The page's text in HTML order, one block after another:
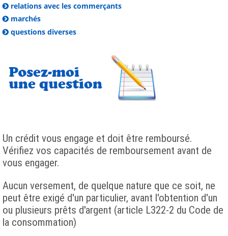
relations avec les commerçants
marchés
questions diverses
Un crédit vous engage et doit être remboursé.
Vérifiez vos capacités de remboursement avant de
vous engager.
Aucun versement, de quelque nature que ce soit, ne
peut être exigé d'un particulier, avant l'obtention d'un
ou plusieurs prêts d'argent (article L322-2 du Code de
la consommation)